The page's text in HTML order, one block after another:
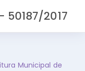
50187/2017